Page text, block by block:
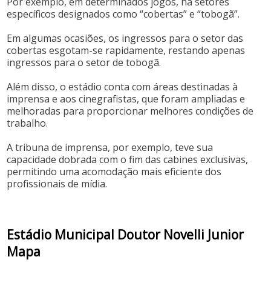
específicos designados como “cobertas” e “tobogã”.
Em algumas ocasiões, os ingressos para o setor das
cobertas esgotam-se rapidamente, restando apenas
ingressos para o setor de tobogã. ​
Além disso, o estádio conta com áreas destinadas à
imprensa e aos cinegrafistas, que foram ampliadas e
melhoradas para proporcionar melhores condições de
trabalho.
A tribuna de imprensa, por exemplo, teve sua
capacidade dobrada com o fim das cabines exclusivas,
permitindo uma acomodação mais eficiente dos
profissionais de mídia.
Estádio Municipal Doutor Novelli Junior
Mapa